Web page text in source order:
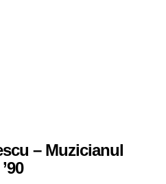
– Muzicianul